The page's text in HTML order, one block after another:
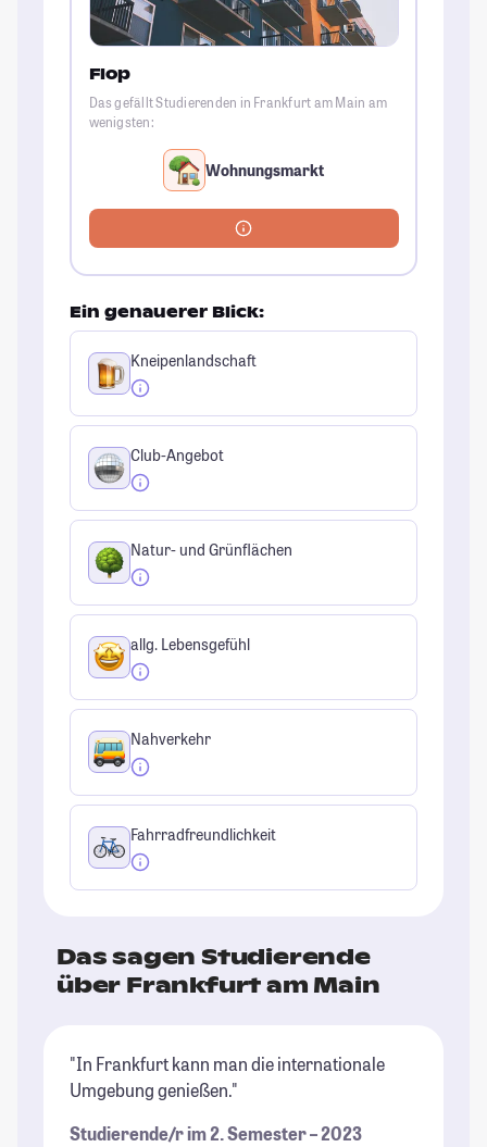
Flop
Das gefällt Studierenden in Frankfurt am Main am
wenigsten:
Wohnungsmarkt
Ein genauerer Blick:
Kneipenlandschaft
Club-Angebot
Natur- und Grünflächen
allg. Lebensgefühl
Nahverkehr
Fahrradfreundlichkeit
Das sagen Studierende
über Frankfurt am Main
"In Frankfurt kann man die internationale
Umgebung genießen."
Studierende/r im 2. Semester – 2023